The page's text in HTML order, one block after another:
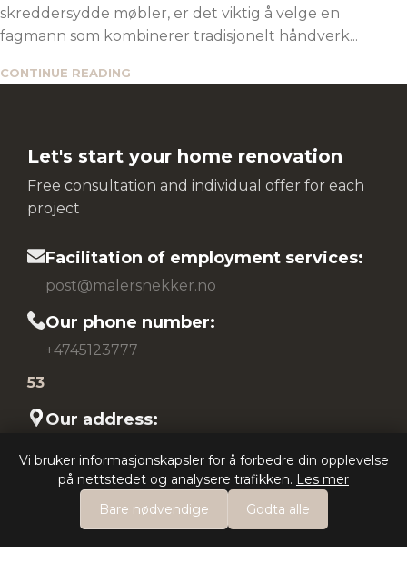
skreddersydde møbler, er det viktig å velge en
fagmann som kombinerer tradisjonelt håndverk...
CONTINUE READING
Let's start your home renovation
Free consultation and individual offer for each
project
Facilitation of employment services:
post@malersnekker.no
Our phone number:
+4745123777
53
Our address:
© 2025
Privacy Policy
Vi bruker informasjonskapsler for å forbedre din opplevelse
på nettstedet og analysere trafikken. Les mer
Bare nødvendige
Godta alle